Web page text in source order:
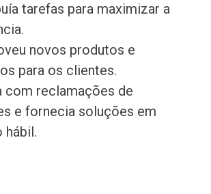
tarefas para maximizar a
novos produtos e
para os clientes.
com reclamações de
e fornecia soluções em
hábil.